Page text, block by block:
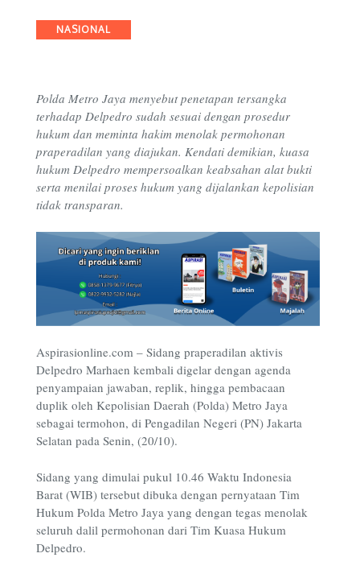
Categories
NASIONAL
Polda Metro Jaya menyebut penetapan tersangka
terhadap Delpedro sudah sesuai dengan prosedur
hukum dan meminta hakim menolak permohonan
praperadilan yang diajukan. Kendati demikian, kuasa
hukum Delpedro mempersoalkan keabsahan alat bukti
serta menilai proses hukum yang dijalankan kepolisian
tidak transparan.
Aspirasionline.com – Sidang praperadilan aktivis
Delpedro Marhaen kembali digelar dengan agenda
penyampaian jawaban, replik, hingga pembacaan
duplik oleh Kepolisian Daerah (Polda) Metro Jaya
sebagai termohon, di Pengadilan Negeri (PN) Jakarta
Selatan pada Senin, (20/10).
Sidang yang dimulai pukul 10.46 Waktu Indonesia
Barat (WIB) tersebut dibuka dengan pernyataan Tim
Hukum Polda Metro Jaya yang dengan tegas menolak
seluruh dalil permohonan dari Tim Kuasa Hukum
Delpedro.